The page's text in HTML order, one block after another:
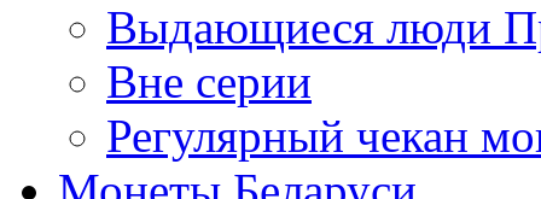
Выдающиеся люди
Вне серии
Регулярный чекан